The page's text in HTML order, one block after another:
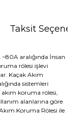
Taksit
aralığında İnsan
rölesi işlevi
Kaçak Akım
sistemleri
koruma rölesi,
alanlarına göre
Koruma Rölesi ile